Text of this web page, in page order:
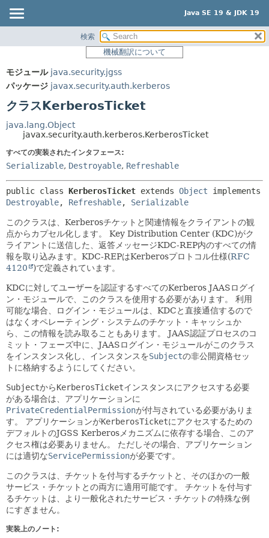
Java SE 19 & JDK 19
パッケージ
使用
ツリー
プレビュー
新規
非推奨
索引
ヘルプ
サマリー:
ネスト済
詳細:
コンストラクタ
メソッド
検索
機械翻訳について
モジュール java.security.jgss
パッケージ javax.security.auth.kerberos
クラスKerberosTicket
java.lang.Object
javax.security.auth.kerberos.KerberosTicket
すべての実装されたインタフェース:
Serializable, Destroyable, Refreshable
public class KerberosTicket extends Object
Destroyable, Refreshable, Serializable
このクラスは、Kerberosチケットと関連情報をクライアントの観
点からカプセル化します。
Key Distribution Center (KDC)がク
ライアントに送信した、返答メッセージKDC-REP内のすべての情
報を取り込みます。KDC-REPはKerberosプロトコル仕様(RFC
4120
)で定義されています。
KDCに対してユーザーを認証するすべてのKerberos JAASログイ
ン・モジュールで、このクラスを使用する必要があります。
利用
可能な場合、ログイン・モジュールは、KDCと直接通信するので
はなくオペレーティング・システムのチケット・キャッシュか
ら、この情報を読み取ることもあります。
JAAS認証プロセスのコ
ミット・フェーズ中に、JAASログイン・モジュールがこのクラス
をインスタンス化し、インスタンスをSubjectの非公開資格セッ
トに格納するようにしてください。
SubjectからKerberosTicketインスタンスにアクセスする必要
がある場合は、アプリケーションに
PrivateCredentialPermissionが付与されている必要がありま
す。
アプリケーションがKerberosTicketにアクセスするための
デフォルトのJGSS Kerberosメカニズムに依存する場合、このア
クセス権は必要ありません。
ただしその場合、アプリケーション
には適切なServicePermissionが必要です。
このクラスは、チケットを付与するチケットと、そのほかの一般
サービス・チケットとの両方に適用可能です。
チケットを付与す
るチケットは、より一般化されたサービス・チケットの特殊な例
にすぎません。
実装上のノート: